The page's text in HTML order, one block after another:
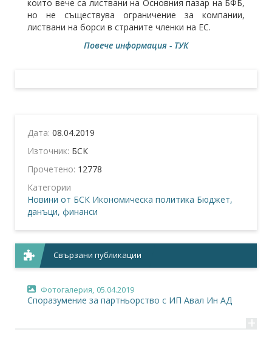
които вече са листвани на Основния пазар на БФБ,
но не съществува ограничение за компании,
листвани на борси в страните членки на ЕС.
Повече информация - ТУК
Дата: 08.04.2019
Източник: БСК
Прочетено: 12778
Категории
Новини от БСК Икономическа политика Бюджет,
данъци, финанси
Свързани публикации
Фотогалерия, 05.04.2019
Споразумение за партньорство с ИП Авал Ин АД
+